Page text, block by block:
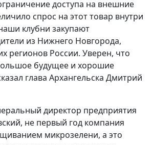
доступа на внешние
спрос на этот товар внутри
клубни закупают
из Нижнего Новгорода,
регионов России. Уверен, что
будущее и хорошие
глава Архангельска Дмитрий
директор предприятия
не первый год компания
микрозелени, а это